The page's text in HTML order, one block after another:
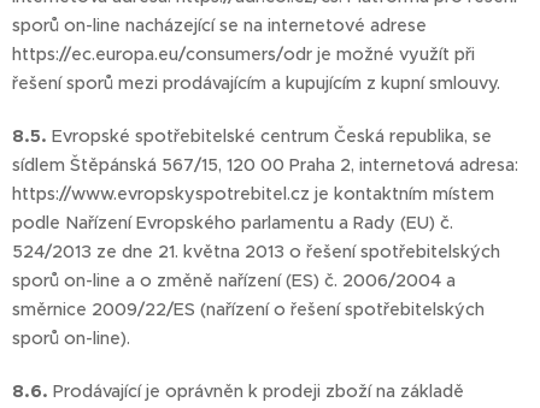
sporů on-line nacházející se na internetové adrese
https://ec.europa.eu/consumers/odr je možné využít při
řešení sporů mezi prodávajícím a kupujícím z kupní smlouvy.
8.5. Evropské spotřebitelské centrum Česká republika, se
sídlem Štěpánská 567/15, 120 00 Praha 2, internetová adresa:
https://www.evropskyspotrebitel.cz je kontaktním místem
podle Nařízení Evropského parlamentu a Rady (EU) č.
524/2013 ze dne 21. května 2013 o řešení spotřebitelských
sporů on-line a o změně nařízení (ES) č. 2006/2004 a
směrnice 2009/22/ES (nařízení o řešení spotřebitelských
sporů on-line).
8.6. Prodávající je oprávněn k prodeji zboží na základě